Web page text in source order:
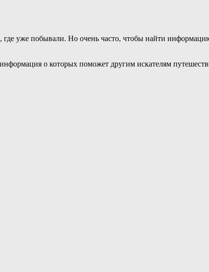
где уже побывали. Но очень часто, чтобы найти
о которых поможет другим искателям